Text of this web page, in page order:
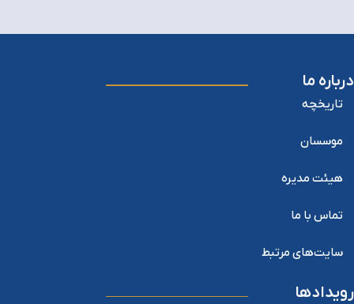
درباره ما
تاریخچه
موسسان
هیئت مدیره
تماس با ما
سایت‌های مرتبط
رویدادها